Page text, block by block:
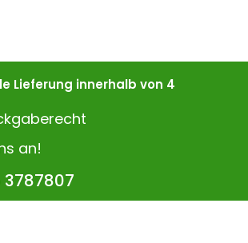
Lieferung innerhalb von 4
an!
3787807